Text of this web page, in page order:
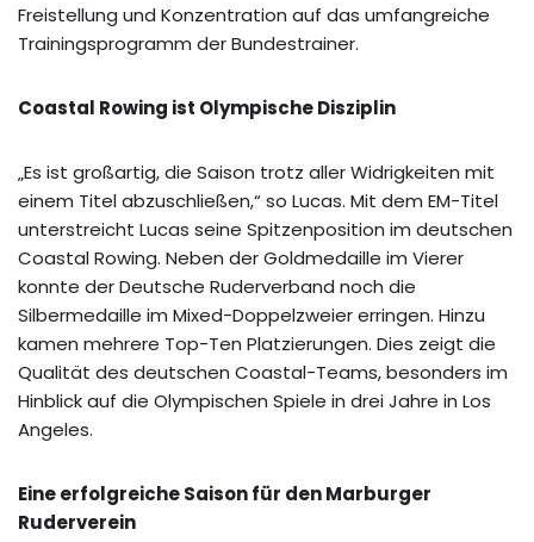
Freistellung und Konzentration auf das umfangreiche
Trainingsprogramm der Bundestrainer.
Coastal Rowing ist Olympische Disziplin
„Es ist großartig, die Saison trotz aller Widrigkeiten mit
einem Titel abzuschließen,“ so Lucas. Mit dem EM-Titel
unterstreicht Lucas seine Spitzenposition im deutschen
Coastal Rowing. Neben der Goldmedaille im Vierer
konnte der Deutsche Ruderverband noch die
Silbermedaille im Mixed-Doppelzweier erringen. Hinzu
kamen mehrere Top-Ten Platzierungen. Dies zeigt die
Qualität des deutschen Coastal-Teams, besonders im
Hinblick auf die Olympischen Spiele in drei Jahre in Los
Angeles.
Eine erfolgreiche Saison für den Marburger
Ruderverein